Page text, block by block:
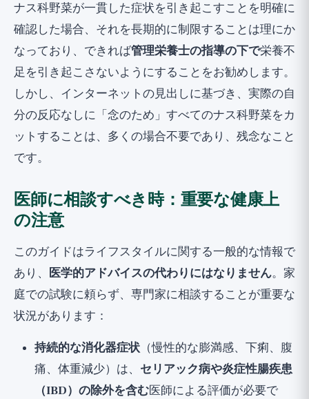
ナス科野菜が一貫した症状を引き起こすことを明確に
確認した場合、それを長期的に制限することは理にか
なっており、できれば管理栄養士の指導の下で栄養不
足を引き起こさないようにすることをお勧めします。
しかし、インターネットの見出しに基づき、実際の自
分の反応なしに「念のため」すべてのナス科野菜をカ
ットすることは、多くの場合不要であり、残念なこと
です。
医師に相談すべき時：重要な健康上
の注意
このガイドはライフスタイルに関する一般的な情報で
あり、
医学的アドバイスの代わりにはなりません。家
庭での試験に頼らず、専門家に相談することが重要な
状況があります：
持続的な消化器症状 （慢性的な膨満感、下痢、腹
痛、体重減少）は、 セリアック病や炎症性腸疾患
（IBD）の除外を含む医師による評価が必要で